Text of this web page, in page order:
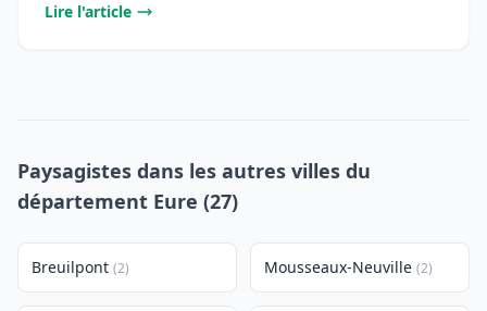
Lire l'article
Paysagistes dans les autres villes du
département Eure (27)
Breuilpont (2) Mousseaux-Neuville (2)